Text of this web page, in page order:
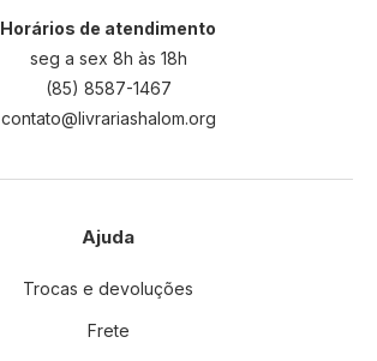
Horários de atendimento
seg a sex 8h às 18h
(85) 8587-1467
contato@livrariashalom.org
Ajuda
Trocas e devoluções
Frete